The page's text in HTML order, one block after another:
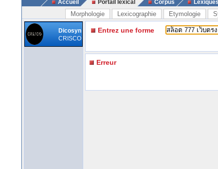
Accueil Portail lexical Corpus
Morphologie Lexicographie Etymologie
Dicosyn
CRISCO
Entrez une forme
Erreur